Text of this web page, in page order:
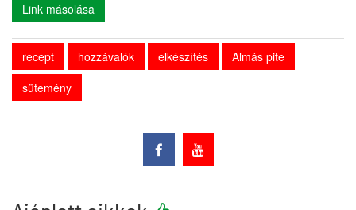
Link másolása
recept hozzávalók elkészítés
Almás pite
sütemény